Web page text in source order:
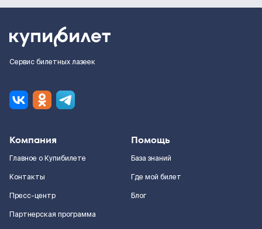
Сервис билетных лазеек
Компания
Главное о Купибилете
Контакты
Пресс-центр
Партнерская программа
Помощь
База знаний
Где мой билет
Блог